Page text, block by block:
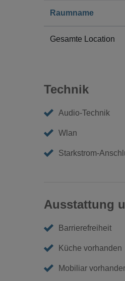
Raumname
Gesamte Location
Technik
Audio-Technik
Wlan
Starkstrom-
Ausstattung
Barrierefreiheit
Küche vorhanden
Mobiliar